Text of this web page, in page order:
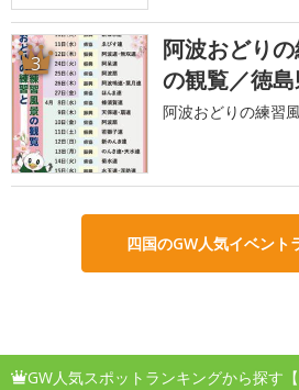
3
阿波おどり
の観覧／徳
阿波おどりの練習
四国のGW人気イベント
GW人気スポットランキングから探す【